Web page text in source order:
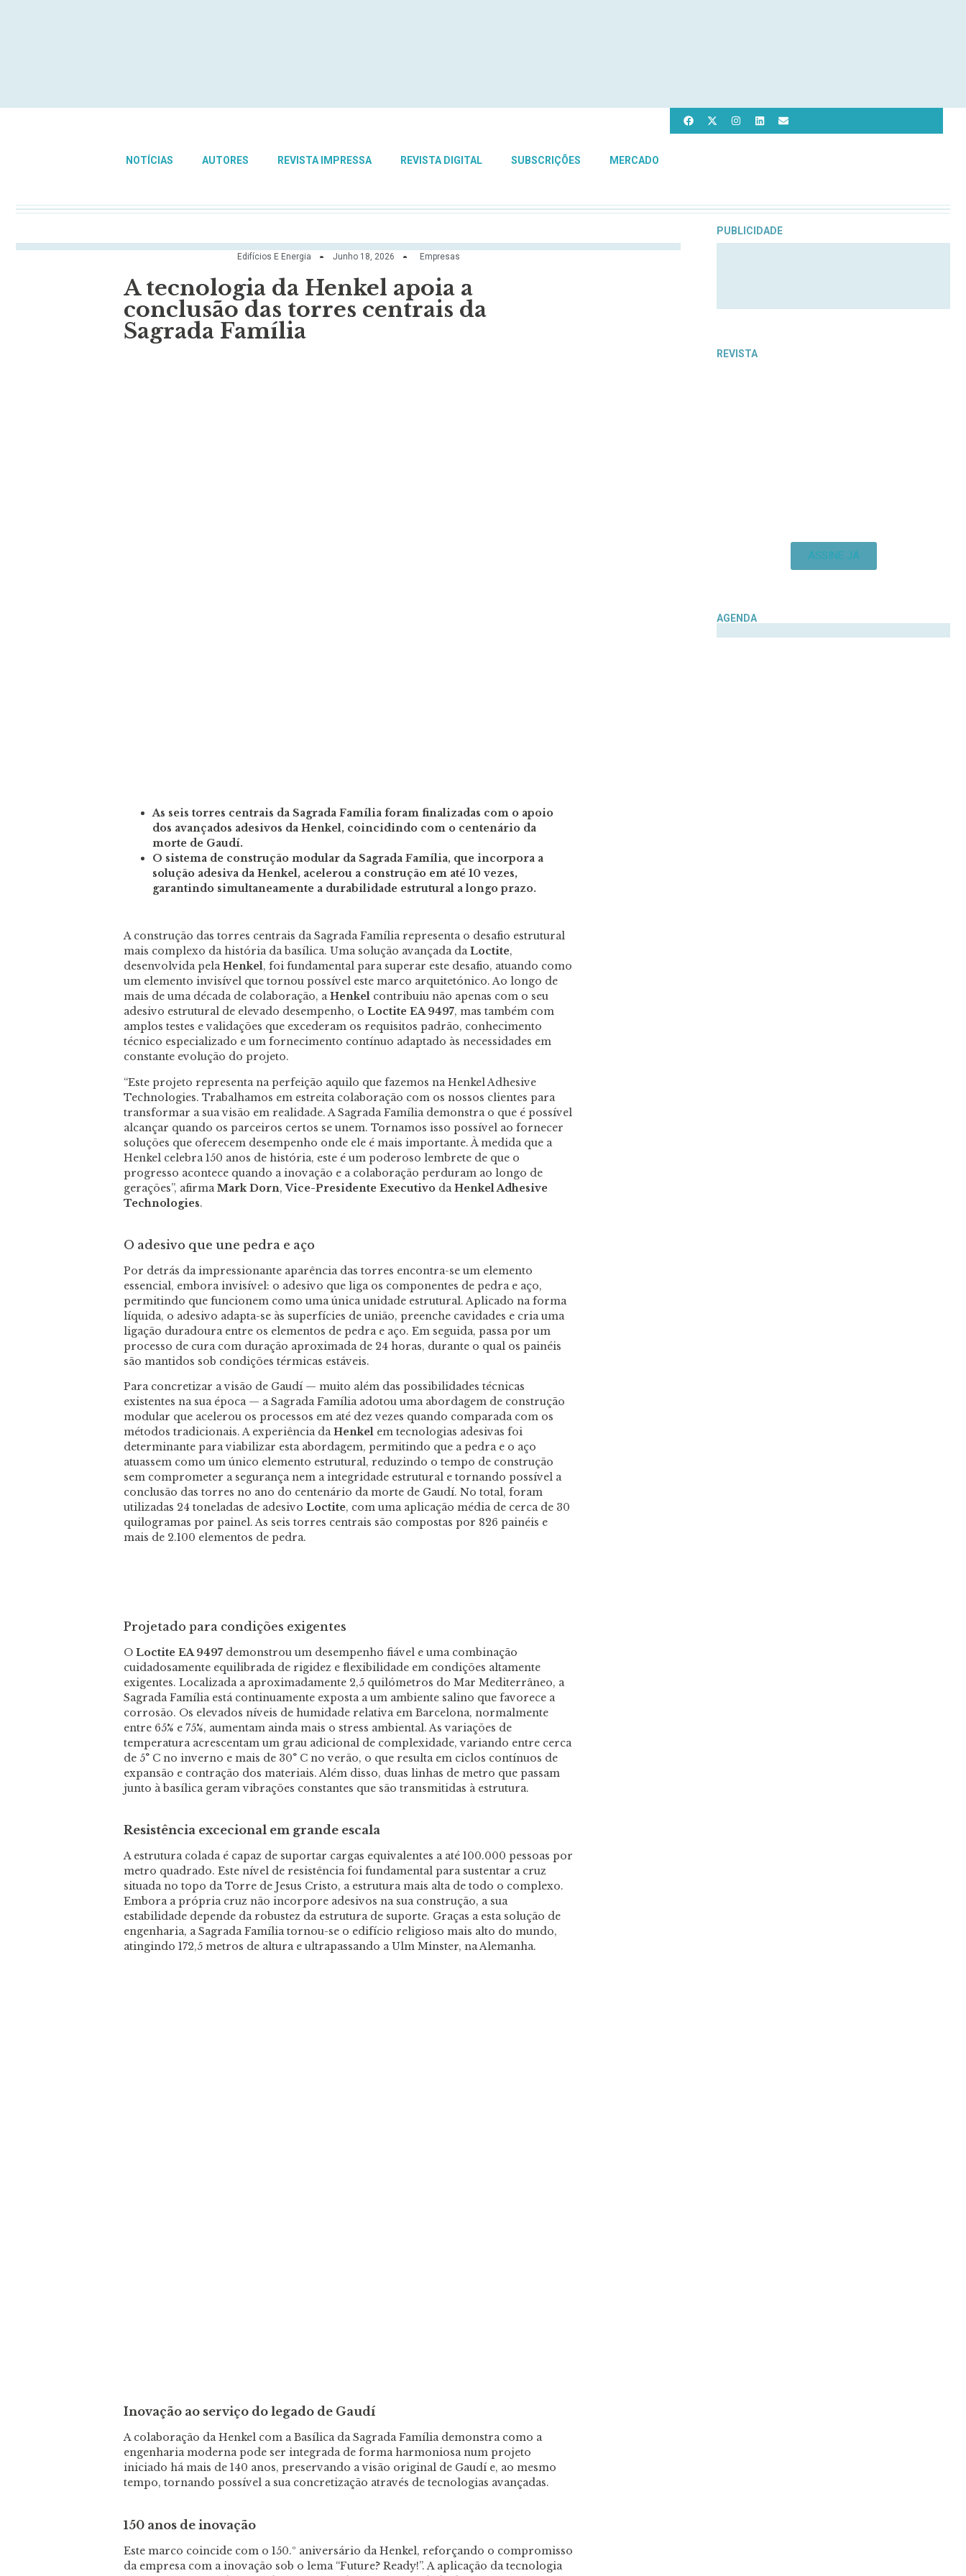
NOTÍCIAS AUTORES REVISTA IMPRESSA REVISTA DIGITAL SUBSCRIÇÕES MERCADO
Edifícios E Energia Junho 18, 2026 Empresas
A tecnologia da Henkel apoia a
conclusão das torres centrais da
Sagrada Família
As seis torres centrais da Sagrada Família foram finalizadas com o apoio
dos avançados adesivos da Henkel, coincidindo com o centenário da
morte de Gaudí.
O sistema de construção modular da Sagrada Família, que incorpora a
solução adesiva da Henkel, acelerou a construção em até 10 vezes,
garantindo simultaneamente a durabilidade estrutural a longo prazo.
A construção das torres centrais da Sagrada Família representa o desafio estrutural
mais complexo da história da basílica. Uma solução avançada daLoctite,
desenvolvida pelaHenkel, foi fundamental para superar este desafio, atuando como
um elemento invisível que tornou possível este marco arquitetónico. Ao longo de
mais de uma década de colaboração, aHenkel contribuiu não apenas com o seu
adesivo estrutural de elevado desempenho, o Loctite EA 9497, mas também com
amplos testes e validações que excederam os requisitos padrão, conhecimento
técnico especializado e um fornecimento contínuo adaptado às necessidades em
constante evolução do projeto.
“Este projeto representa na perfeição aquilo que fazemos na Henkel Adhesive
Technologies. Trabalhamos em estreita colaboração com os nossos clientes para
transformar a sua visão em realidade. A Sagrada Família demonstra o que é possível
alcançar quando os parceiros certos se unem. Tornamos isso possível ao fornecer
soluções que oferecem desempenho onde ele é mais importante. À medida que a
Henkel celebra 150 anos de história, este é um poderoso lembrete de que o
progresso acontece quando a inovação e a colaboração perduram ao longo de
gerações”, afirma Mark Dorn,Vice-Presidente Executivo da Henkel Adhesive
Technologies.
O adesivo que une pedra e aço
Por detrás da impressionante aparência das torres encontra-se um elemento
essencial, embora invisível: o adesivo que liga os componentes de pedra e aço,
permitindo que funcionem como uma única unidade estrutural. Aplicado na forma
líquida, o adesivo adapta-se às superfícies de união, preenche cavidades e cria uma
ligação duradoura entre os elementos de pedra e aço. Em seguida, passa por um
processo de cura com duração aproximada de 24 horas, durante o qual os painéis
são mantidos sob condições térmicas estáveis.
Para concretizar a visão de Gaudí — muito além das possibilidades técnicas
existentes na sua época — a Sagrada Família adotou uma abordagem de construção
modular que acelerou os processos em até dez vezes quando comparada com os
métodos tradicionais. A experiência daHenkel em tecnologias adesivas foi
determinante para viabilizar esta abordagem, permitindo que a pedra e o aço
atuassem como um único elemento estrutural, reduzindo o tempo de construção
sem comprometer a segurança nem a integridade estrutural e tornando possível a
conclusão das torres no ano do centenário da morte de Gaudí. No total, foram
utilizadas 24 toneladas de adesivo Loctite, com uma aplicação média de cerca de 30
quilogramas por painel. As seis torres centrais são compostas por 826 painéis e
mais de 2.100 elementos de pedra.
Projetado para condições exigentes
O Loctite EA 9497 demonstrou um desempenho fiável e uma combinação
cuidadosamente equilibrada de rigidez e flexibilidade em condições altamente
exigentes. Localizada a aproximadamente 2,5 quilómetros do Mar Mediterrâneo, a
Sagrada Família está continuamente exposta a um ambiente salino que favorece a
corrosão. Os elevados níveis de humidade relativa em Barcelona, normalmente
entre 65% e 75%, aumentam ainda mais o stress ambiental. As variações de
temperatura acrescentam um grau adicional de complexidade, variando entre cerca
de 5° C no inverno e mais de 30° C no verão, o que resulta em ciclos contínuos de
expansão e contração dos materiais. Além disso, duas linhas de metro que passam
junto à basílica geram vibrações constantes que são transmitidas à estrutura.
Resistência excecional em grande escala
A estrutura colada é capaz de suportar cargas equivalentes a até 100.000 pessoas por
metro quadrado. Este nível de resistência foi fundamental para sustentar a cruz
situada no topo da Torre de Jesus Cristo, a estrutura mais alta de todo o complexo.
Embora a própria cruz não incorpore adesivos na sua construção, a sua
estabilidade depende da robustez da estrutura de suporte. Graças a esta solução de
engenharia, a Sagrada Família tornou-se o edifício religioso mais alto do mundo,
atingindo 172,5 metros de altura e ultrapassando a Ulm Minster, na Alemanha.
Inovação ao serviço do legado de Gaudí
A colaboração da Henkel com a Basílica da Sagrada Família demonstra como a
engenharia moderna pode ser integrada de forma harmoniosa num projeto
iniciado há mais de 140 anos, preservando a visão original de Gaudí e, ao mesmo
tempo, tornando possível a sua concretização através de tecnologias avançadas.
150 anos de inovação
Este marco coincide com o 150.º aniversário da Henkel, reforçando o compromisso
da empresa com a inovação sob o lema “Future? Ready!”. A aplicação da tecnologia
PUBLICIDADE
REVISTA
ASSINE JÁ
AGENDA